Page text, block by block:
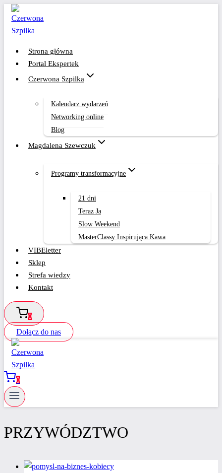
Przejdź
treści
Strona główna
Portal Ekspertek
Czerwona Szpilka
Kalendarz wydarzeń
Networking online
Blog
Magdalena Szewczuk
Programy transformacyjne
21 dni
Teraz Ja
Slow Weekend
MasterClassy Inspirująca Kawa
VIBEletter
Sklep
Strefa wiedzy
Kontakt
0
Dołącz do nas
0
PRZYWÓDZTWO